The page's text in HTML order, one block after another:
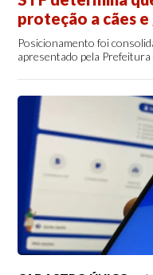
proteção a cães
Posicionamento foi
apresentado pela Prefeitura